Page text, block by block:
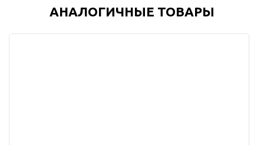
АНАЛОГИЧНЫЕ ТОВАРЫ